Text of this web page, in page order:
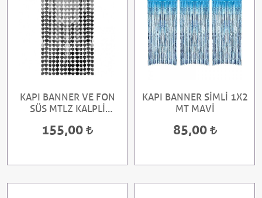
KAPI BANNER VE FON
SÜS MTLZ KALPLİ
155,00
KAPI BANNER SİMLİ 1X2
MT MAVİ
85,00